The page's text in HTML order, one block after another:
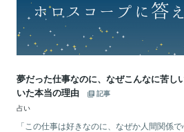
夢だった仕事なのに、なぜこんなに苦し
いた本当の理由
記事
占い
「この仕事は好きなのに、なぜか人間関係